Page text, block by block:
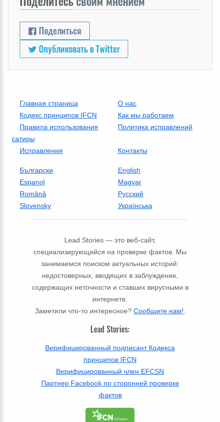
Поделиться
Опубликовать в Twitter
Главная страница
О нас
Кодекс принципов IFCN
Как мы работаем
Правила использования
сатиры
Политика исправлений
Исправления Контакты
Български
English
Espanol
Magyar
Română
Русский
Slovensky
Українська
Lead Stories — это веб-сайт,
специализирующийся на проверке фактов. Мы
занимаемся поиском актуальных историй:
недостоверных, вводящих в заблуждение,
содержащих неточности и ставших вирусными в
интернете.
Заметили что-то интересное? Сообщите нам!
Lead Stories:
Верифицированный подписант Кодекса
принципов IFCN
Верифицированный член EFCSN
Партнер Facebook по сторонней проверке
фактов